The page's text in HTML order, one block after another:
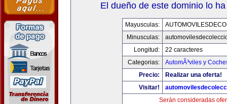
El dueño de este dominio lo
Mayusculas:
Minusculas:
Longitud:
22 caracteres
Categorias:
AutomÃ³viles y
Precio:
Realizar una oferta!
Visitar!
Serán consideradas